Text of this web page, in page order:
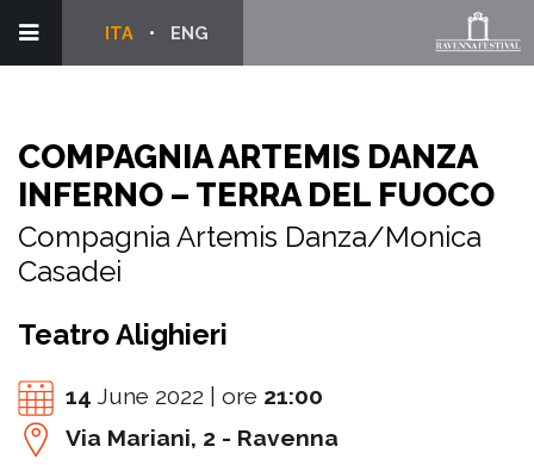
ENG
ITA
COMPAGNIA ARTEMIS DANZA
INFERNO – TERRA DEL FUOCO
Compagnia Artemis Danza/Monica
Casadei
Teatro Alighieri
14 June 2022 | ore 21:00
Via Mariani, 2 - Ravenna